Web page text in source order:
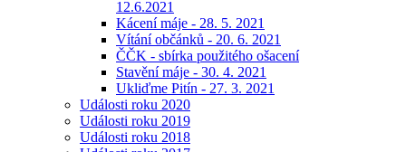
12.6.2021
Kácení máje - 28. 5. 2021
Vítání občánků - 20. 6. 2021
ČČK - sbírka použitého ošacení
Stavění máje - 30. 4. 2021
Ukliďme Pitín - 27. 3. 2021
Události roku 2020
Události roku 2019
Události roku 2018